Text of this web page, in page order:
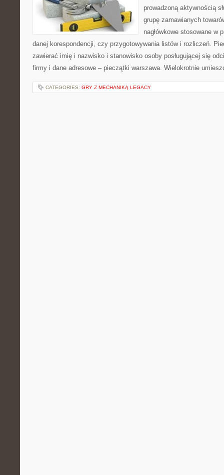
prowadzoną aktywnością
grupę zamawianych
nagłówkowe stosowane w
danej korespondencji, czy przygotowywania listów i rozliczeń.
zawierać imię i nazwisko i stanowisko osoby posługującej się
firmy i dane adresowe – pieczątki warszawa. Wielokrotnie
CATEGORIES: GRY Z MECHANIKĄ LEGACY